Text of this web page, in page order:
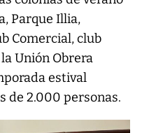
Parque Illia,
Comercial, club
Unión Obrera
estival
de 2.000 personas.